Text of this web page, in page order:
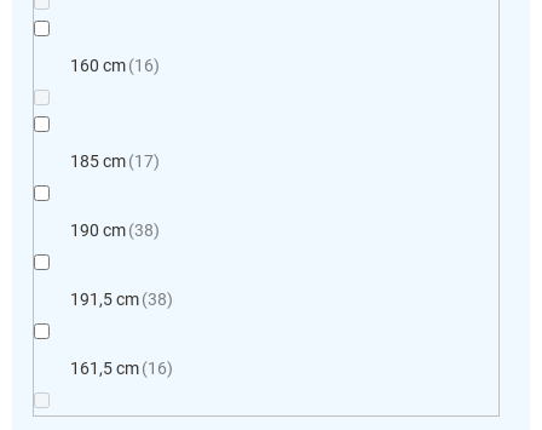
160 cm 16
185 cm 17
190 cm 38
191,5 cm 38
161,5 cm 16